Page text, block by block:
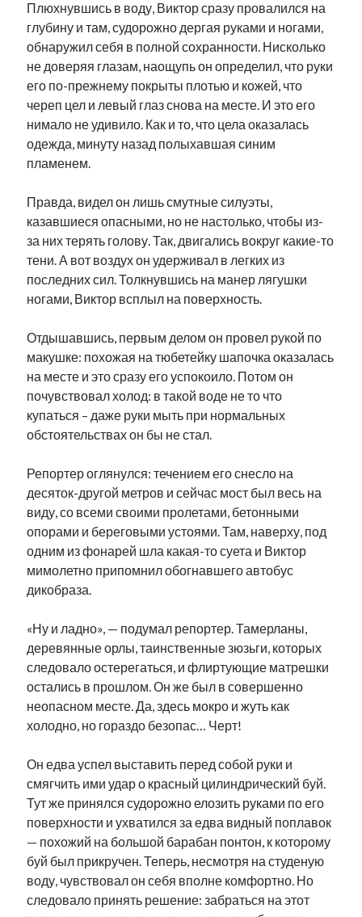
Плюхнувшись в воду, Виктор сразу провалился на
глубину и там, судорожно дергая руками и ногами,
обнаружил себя в полной сохранности. Нисколько
не доверяя глазам, наощупь он определил, что руки
его по-прежнему покрыты плотью и кожей, что
череп цел и левый глаз снова на месте. И это его
нимало не удивило. Как и то, что цела оказалась
одежда, минуту назад полыхавшая синим
пламенем.
Правда, видел он лишь смутные силуэты,
казавшиеся опасными, но не настолько, чтобы из-
за них терять голову. Так, двигались вокруг какие-то
тени. А вот воздух он удерживал в легких из
последних сил. Толкнувшись на манер лягушки
ногами, Виктор всплыл на поверхность.
Отдышавшись, первым делом он провел рукой по
макушке: похожая на тюбетейку шапочка оказалась
на месте и это сразу его успокоило. Потом он
почувствовал холод: в такой воде не то что
купаться – даже руки мыть при нормальных
обстоятельствах он бы не стал.
Репортер оглянулся: течением его снесло на
десяток-другой метров и сейчас мост был весь на
виду, со всеми своими пролетами, бетонными
опорами и береговыми устоями. Там, наверху, под
одним из фонарей шла какая-то суета и Виктор
мимолетно припомнил обогнавшего автобус
дикобраза.
«Ну и ладно», — подумал репортер. Тамерланы,
деревянные орлы, таинственные зюзьги, которых
следовало остерегаться, и флиртующие матрешки
остались в прошлом. Он же был в совершенно
неопасном месте. Да, здесь мокро и жуть как
холодно, но гораздо безопас… Черт!
Он едва успел выставить перед собой руки и
смягчить ими удар о красный цилиндрический буй.
Тут же принялся судорожно елозить руками по его
поверхности и ухватился за едва видный поплавок
— похожий на большой барабан понтон, к которому
буй был прикручен. Теперь, несмотря на студеную
воду, чувствовал он себя вполне комфортно. Но
следовало принять решение: забраться на этот